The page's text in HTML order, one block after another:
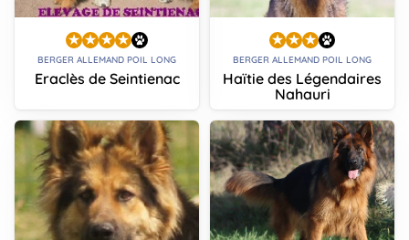
BERGER ALLEMAND POIL LONG
Eraclès de Seintienac
BERGER ALLEMAND POIL LONG
Haïtie des Légendaires
Nahauri